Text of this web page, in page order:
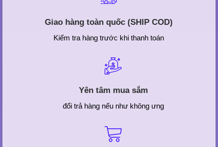
Giao hàng toàn quốc (SHIP COD)
Kiểm tra hàng trước khi thanh toán
Yên tâm mua sắm
đổi trả hàng nếu như không ưng